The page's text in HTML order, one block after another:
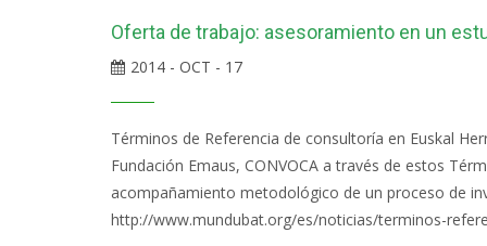
Oferta de trabajo: asesoramiento en un
2014 - OCT - 17
Términos de Referencia de consultoría en Euskal
Fundación Emaus, CONVOCA a través de estos
acompañamiento metodológico de un proceso de
http://www.mundubat.org/es/noticias/terminos-